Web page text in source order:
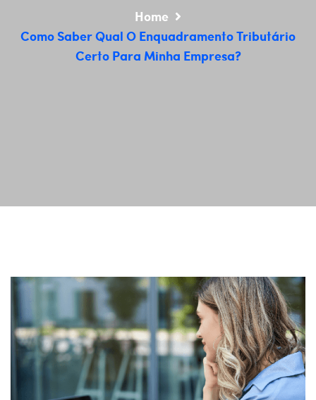
Home
Como Saber Qual O Enquadramento Tributário
Certo Para Minha Empresa?